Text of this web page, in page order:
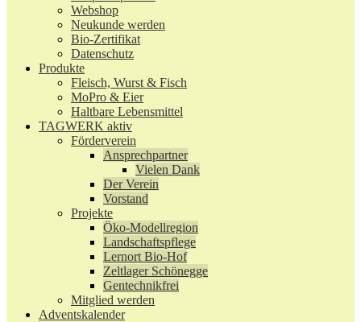
Webshop
Neukunde werden
Bio-Zertifikat
Datenschutz
Produkte
Fleisch, Wurst & Fisch
MoPro & Eier
Haltbare Lebensmittel
TAGWERK aktiv
Förderverein
Ansprechpartner
Vielen Dank
Der Verein
Vorstand
Projekte
Öko-Modellregion
Landschaftspflege
Lernort Bio-Hof
Zeltlager Schönegge
Gentechnikfrei
Mitglied werden
Adventskalender